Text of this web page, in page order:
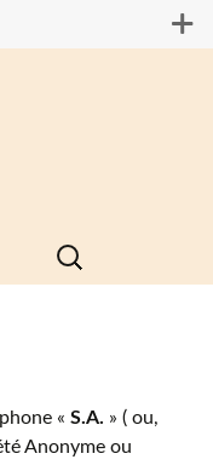
Rechercher :
« S.A. » ( ou,
Anonyme ou